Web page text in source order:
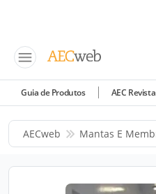
Guia de Produtos AEC Revista
AECweb Mantas E